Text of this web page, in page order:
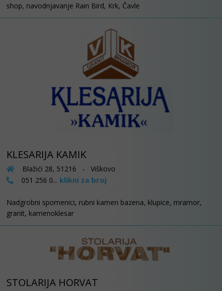
shop, navodnjavanje Rain Bird, Krk, Čavle
KLESARIJA KAMIK
Blažići 28, 51216 - Viškovo
051 256 0... klikni za broj
Nadgrobni spomenici, rubni kamen bazena, klupice, mramor,
granit, kamenoklesar
STOLARIJA HORVAT